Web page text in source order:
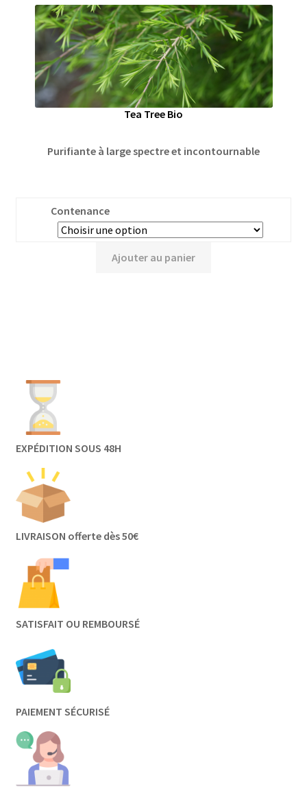
Tea Tree Bio
Purifiante à large spectre et incontournable
Contenance
Ajouter au panier
EXPÉDITION SOUS 48H
LIVRAISON offerte dès 50€
SATISFAIT OU REMBOURSÉ
PAIEMENT SÉCURISÉ